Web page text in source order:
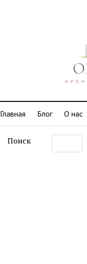
Главная Блог О нас
Поиск